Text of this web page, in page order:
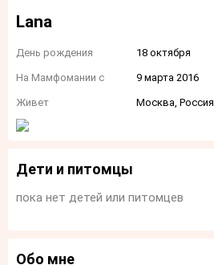
Lana
День рождения 18 октября
На Мамфомании с 9 марта 2016
Живет Москва, Россия
Дети и питомцы
пока нет детей или питомцев
Обо мне